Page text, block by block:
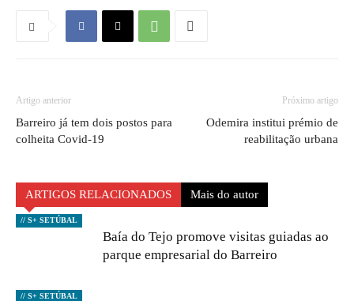
Artigo anterior
Barreiro já tem dois postos para
colheita Covid-19
Próximo artigo
Odemira institui prémio de
reabilitação urbana
ARTIGOS RELACIONADOS Mais do autor
// S+ SETÚBAL
Baía do Tejo promove visitas guiadas ao
parque empresarial do Barreiro
// S+ SETÚBAL